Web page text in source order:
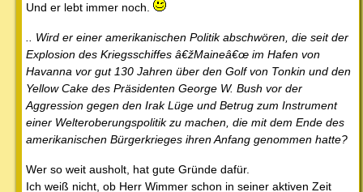
Und er lebt immer noch.
.. Wird er einer amerikanischen Politik abschwören, die seit der
Explosion des Kriegsschiffes â€žMaineâ€œ im Hafen von
Havanna vor gut 130 Jahren über den Golf von Tonkin und den
Yellow Cake des Präsidenten George W. Bush vor der
Aggression gegen den Irak Lüge und Betrug zum Instrument
einer Welteroberungspolitik zu machen, die mit dem Ende des
amerikanischen Bürgerkrieges ihren Anfang genommen hatte?
Wer so weit ausholt, hat gute Gründe dafür.
Ich weiß nicht, ob Herr Wimmer schon in seiner aktiven Zeit